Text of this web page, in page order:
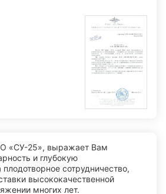
«СУ-25», выражает Вам
и глубокую
плодотворное сотрудничество,
высококачественной
многих лет.